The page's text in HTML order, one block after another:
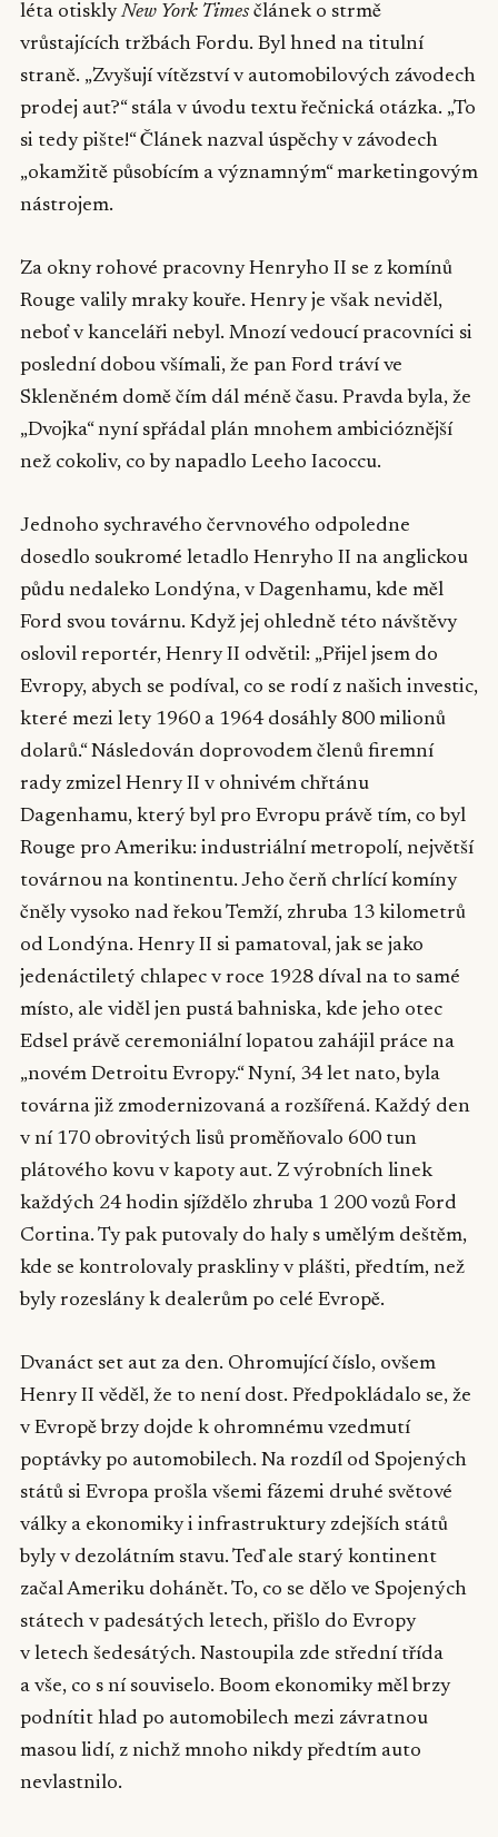
léta otisklyNew York Times článek o strmě
vrůstajících tržbách Fordu. Byl hned na titulní
straně. „Zvyšují vítězství v automobilových závodech
prodej aut?“ stála v úvodu textu řečnická otázka. „To
si tedy pište!“ Článek nazval úspěchy v závodech
„okamžitě působícím a významným“ marketingovým
nástrojem.
Za okny rohové pracovny Henryho II se z komínů
Rouge valily mraky kouře. Henry je však neviděl,
neboť v kanceláři nebyl. Mnozí vedoucí pracovníci si
poslední dobou všímali, že pan Ford tráví ve
Skleněném domě čím dál méně času. Pravda byla, že
„Dvojka“ nyní spřádal plán mnohem ambicióznější
než cokoliv, co by napadlo Leeho Iacoccu.
Jednoho sychravého červnového odpoledne
dosedlo soukromé letadlo Henryho II na anglickou
půdu nedaleko Londýna, v Dagenhamu, kde měl
Ford svou továrnu. Když jej ohledně této návštěvy
oslovil reportér, Henry II odvětil: „Přijel jsem do
Evropy, abych se podíval, co se rodí z našich investic,
které mezi lety 1960 a 1964 dosáhly 800 milionů
dolarů.“ Následován doprovodem členů firemní
rady zmizel Henry II v ohnivém chřtánu
Dagenhamu, který byl pro Evropu právě tím, co byl
Rouge pro Ameriku: industriální metropolí, největší
továrnou na kontinentu. Jeho čerň chrlící komíny
čněly vysoko nad řekou Temží, zhruba 13 kilometrů
od Londýna. Henry II si pamatoval, jak se jako
jedenáctiletý chlapec v roce 1928 díval na to samé
místo, ale viděl jen pustá bahniska, kde jeho otec
Edsel právě ceremoniální lopatou zahájil práce na
„novém Detroitu Evropy.“ Nyní, 34 let nato, byla
továrna již zmodernizovaná a rozšířená. Každý den
v ní 170 obrovitých lisů proměňovalo 600 tun
plátového kovu v kapoty aut. Z výrobních linek
každých 24 hodin sjíždělo zhruba 1 200 vozů Ford
Cortina. Ty pak putovaly do haly s umělým deštěm,
kde se kontrolovaly praskliny v plášti, předtím, než
byly rozeslány k dealerům po celé Evropě.
Dvanáct set aut za den. Ohromující číslo, ovšem
Henry II věděl, že to není dost. Předpokládalo se, že
v Evropě brzy dojde k ohromnému vzedmutí
poptávky po automobilech. Na rozdíl od Spojených
států si Evropa prošla všemi fázemi druhé světové
války a ekonomiky i infrastruktury zdejších států
byly v dezolátním stavu. Teď ale starý kontinent
začal Ameriku dohánět. To, co se dělo ve Spojených
státech v padesátých letech, přišlo do Evropy
v letech šedesátých. Nastoupila zde střední třída
a vše, co s ní souviselo. Boom ekonomiky měl brzy
podnítit hlad po automobilech mezi závratnou
masou lidí, z nichž mnoho nikdy předtím auto
nevlastnilo.